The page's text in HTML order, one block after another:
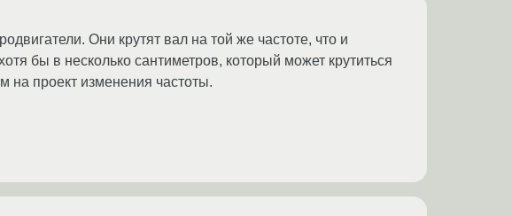
Они крутят вал на той же частоте, что и
бы в несколько сантиметров, который может крутиться
на проект изменения частоты.